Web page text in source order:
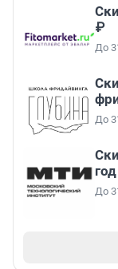
₽
До
До
До